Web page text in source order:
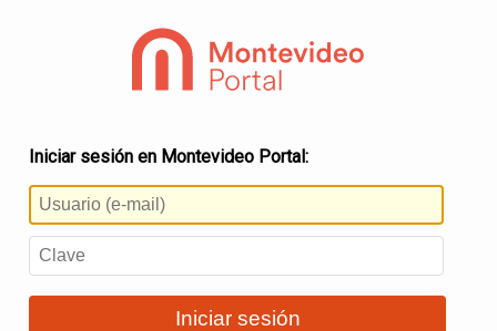
Iniciar sesión en Montevideo Portal:
Iniciar sesión